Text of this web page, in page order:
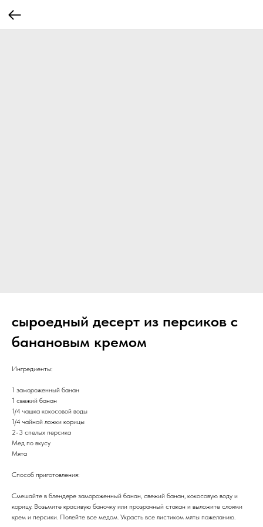
сыроедный десерт из персиков с
банановым кремом
Ингредиенты:
1 замороженный банан
1 свежий банан
1/4 чашка кокосовой воды
1/4 чайной ложки корицы
2-3 спелых персика
Мед по вкусу
Мята
Способ приготовления:
Смешайте в блендере замороженный банан, свежий банан, кокосовую воду и
корицу. Возьмите красивую баночку или прозрачный стакан и выложите слоями
крем и персики. Полейте все медом. Украсть все листиком мяты пожеланию.